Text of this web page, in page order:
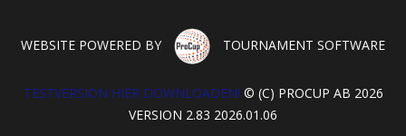
WEBSITE POWERED BY TOURNAMENT SOFTWARE
TESTVERSION HIER DOWNLOADEN! © (C) PROCUP AB 2026
VERSION 2.83 2026.01.06